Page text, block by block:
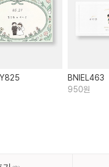
BNIEL463
950원